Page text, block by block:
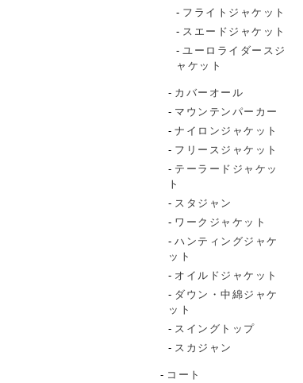
フライトジャケット
スエードジャケット
ユーロライダースジ
ャケット
カバーオール
マウンテンパーカー
ナイロンジャケット
フリースジャケット
テーラードジャケッ
ト
スタジャン
ワークジャケット
ハンティングジャケ
ット
オイルドジャケット
ダウン・中綿ジャケ
ット
スイングトップ
スカジャン
コート